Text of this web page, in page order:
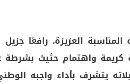
العزيزة، رافعًا جزيل
كريمة واهتمام حثيث بشرطة
يتشرف بأداء واجبه